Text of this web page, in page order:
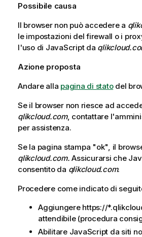
Possibile causa
Il browser non può accedere a
le impostazioni del firewall o i
l'uso di JavaScriptda
Azione proposta
Andare alla pagina di statodel
Se il browser non riesce ad
qlikcloud.com, contattare
per assistenza.
Se la pagina stampa "ok", il
qlikcloud.com. Assicurarsi che
consentito da qlikcloud.com.
Procedere come indicato di
Aggiungere https://
attendibile (procedura
Abilitare JavaScript da siti